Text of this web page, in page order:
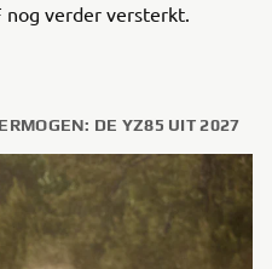
nog verder versterkt.
DE YZ85 UIT 2027